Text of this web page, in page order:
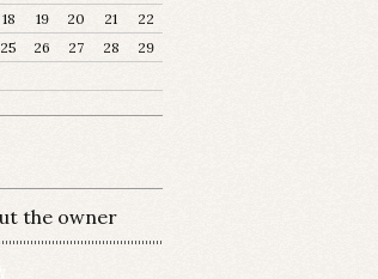
18 19 20 21
22
25 26 27 28
29
the owner